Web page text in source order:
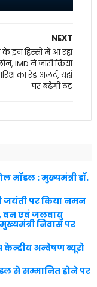
NEXT
इन हिस्सों में आ रहा
IMD ने जारी किया
का रेड अलर्ट, यहां
पर बढ़ेगी ठंड
मॉडल : मुख्यमंत्री डॉ.
जयंती पर किया नमन
वन एवं जलवायु
मुख्यमंत्री निवास पर
केन्द्रीय अन्वेषण ब्यूरो
से सम्मानित होने पर